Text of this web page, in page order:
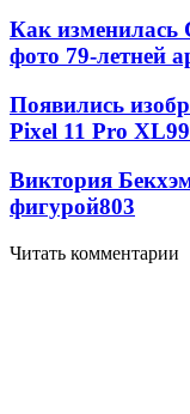
Как изменилась
фото 79-летней
Появились
Pixel 11 Pro XL
Виктория
фигурой803
Читать комментарии